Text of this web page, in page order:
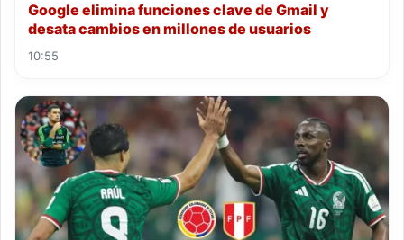
Google elimina funciones clave de Gmail y
desata cambios en millones de usuarios
10:55